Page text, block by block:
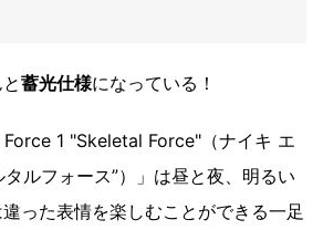
蓄光仕様になっている！
1 "Skeletal Force"（ナイキ エ
タルフォース”）」は昼と夜、明るい
った表情を楽しむことができる一足